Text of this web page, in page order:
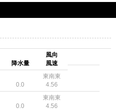
降水量
風向
風速
0.0
東南東
4.56
0.0
東南東
4.56